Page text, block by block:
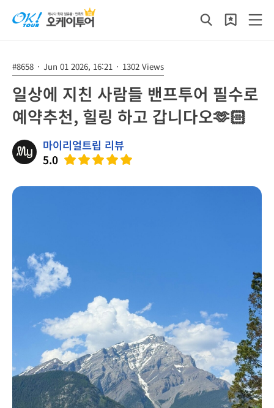
#8658 · Jun 01 2026, 16:21 · 1302 Views
일상에 지친 사람들 밴프투어 필수로
예약추천, 힐링 하고 갑니다오🫶🏻
마이리얼트립 리뷰
5.0